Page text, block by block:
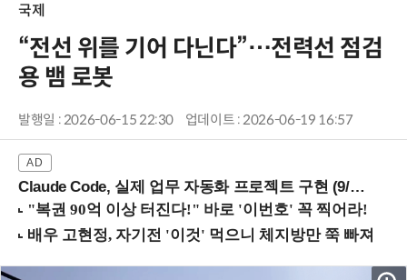
국제
“전선 위를 기어 다닌다”…전력선 점검
용 뱀 로봇
발행일 : 2026-06-15 22:30 업데이트 : 2026-06-19 16:57
Claude Code, 실제 업무 자동화 프로젝트 구현 (9/16 ~17 강남역)